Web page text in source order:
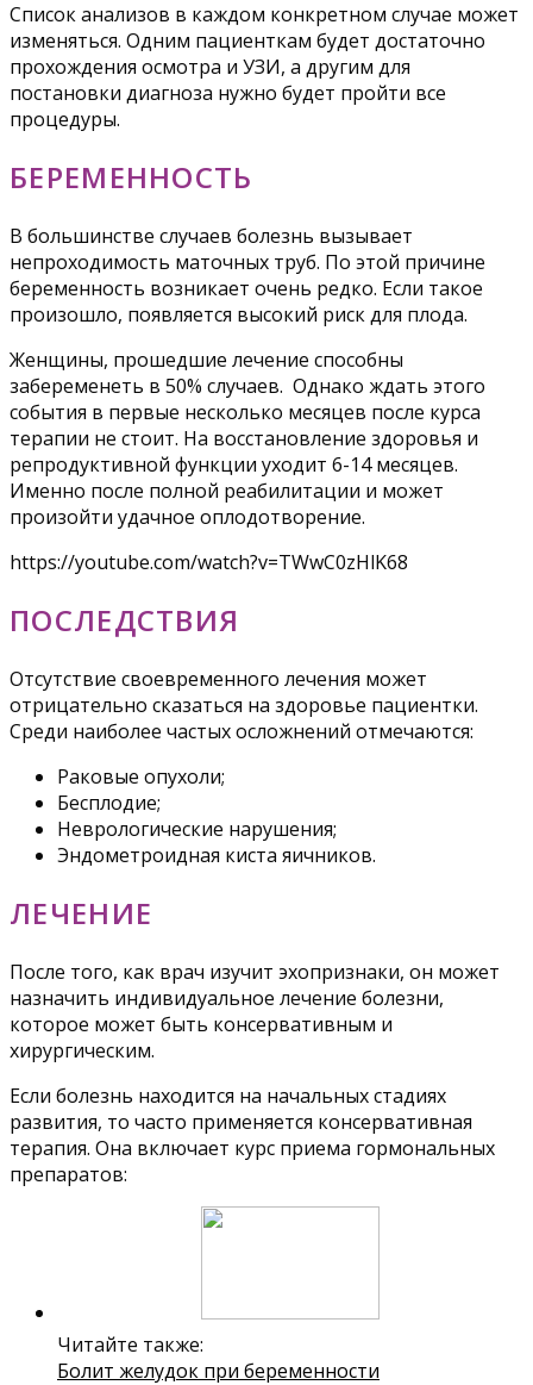
Список анализов в каждом конкретном случае может
изменяться. Одним пациенткам будет достаточно
прохождения осмотра и УЗИ, а другим для
постановки диагноза нужно будет пройти все
процедуры.
БЕРЕМЕННОСТЬ
В большинстве случаев болезнь вызывает
непроходимость маточных труб. По этой причине
беременность возникает очень редко. Если такое
произошло, появляется высокий риск для плода.
Женщины, прошедшие лечение способны
забеременеть в 50% случаев. Однако ждать этого
события в первые несколько месяцев после курса
терапии не стоит. На восстановление здоровья и
репродуктивной функции уходит 6-14 месяцев.
Именно после полной реабилитации и может
произойти удачное оплодотворение.
https://youtube.com/watch?v=TWwC0zHlK68
ПОСЛЕДСТВИЯ
Отсутствие своевременного лечения может
отрицательно сказаться на здоровье пациентки.
Среди наиболее частых осложнений отмечаются:
Раковые опухоли;
Бесплодие;
Неврологические нарушения;
Эндометроидная киста яичников.
ЛЕЧЕНИЕ
После того, как врач изучит эхопризнаки, он может
назначить индивидуальное лечение болезни,
которое может быть консервативным и
хирургическим.
Если болезнь находится на начальных стадиях
развития, то часто применяется консервативная
терапия. Она включает курс приема гормональных
препаратов:
Читайте также:
Болит желудок при беременности